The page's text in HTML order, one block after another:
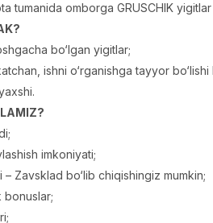
tumanida omborga GRUSCHIK
bo‘lgan yigitlar;
ishni o‘rganishga tayyor bo‘lishi
imkoniyati;
– Zavsklad bo‘lib chiqishingiz mumkin;
bonuslar;